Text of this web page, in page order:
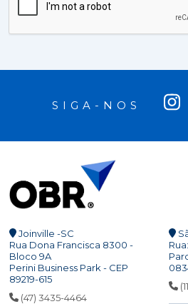
SIGA-NOS
Joinville -SC
Rua Dona Francisca 8300 -
Bloco 9A
Perini Business Park - CEP
89219-615
(47) 3435-4464